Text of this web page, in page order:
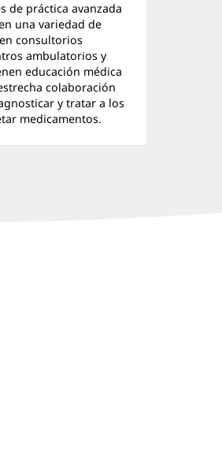
de práctica avanzada
una variedad de
consultorios
ambulatorios y
educación médica
colaboración
y tratar a los
medicamentos.